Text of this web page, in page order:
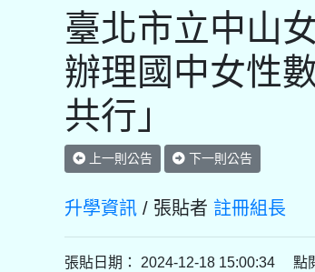
臺北市立中山
辦理國中女性
共行」
上一則公告 下一則公告
升學資訊 / 張貼者 註冊組長
張貼日期： 2024-12-18 15:00:34 點